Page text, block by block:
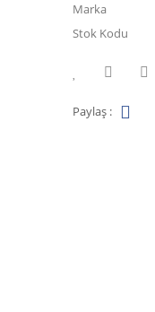
Marka
Stok Kodu
Paylaş :